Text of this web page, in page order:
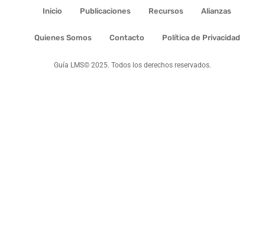
Inicio Publicaciones Recursos Alianzas
Quienes Somos Contacto Política de Privacidad
Guía LMS© 2025. Todos los derechos reservados.